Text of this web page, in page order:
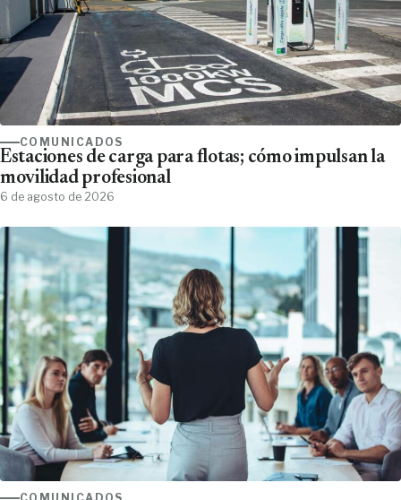
COMUNICADOS
Estaciones de carga para flotas; cómo impulsan la
movilidad profesional
6 de agosto de 2026